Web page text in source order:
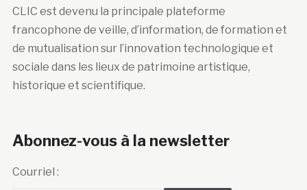
CLIC est devenu la principale plateforme
francophone de veille, d’information, de formation et
de mutualisation sur l’innovation technologique et
sociale dans les lieux de patrimoine artistique,
historique et scientifique.
Abonnez-vous à la newsletter
Courriel :